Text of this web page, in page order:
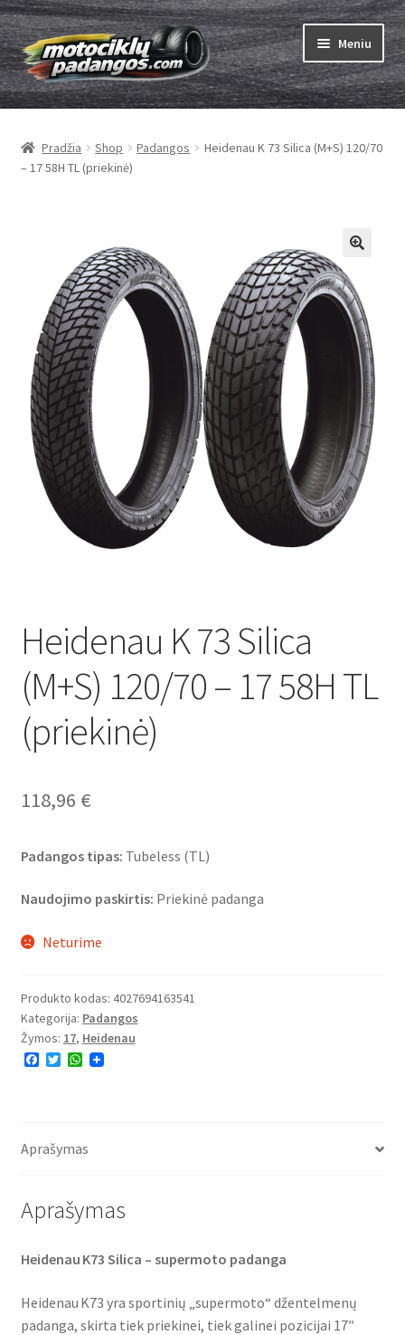
Pereiti
prie
meniu
Pereiti
prie
turinio
Meniu
Padangos
menu
Kameros
menu
Kaip užsisakyti
Testų
Brand
sub-
menu
Kontaktai
Pradžia Shop Padangos
Heidenau K 73 Silica (M+S) 120/70
– 17 58H TL (priekinė)
Heidenau K 73 Silica
(M+S) 120/70 – 17 58H TL
(priekinė)
118,96 €
Padangos tipas: Tubeless (TL)
Naudojimo paskirtis: Priekinė padanga
Neturime
Produkto kodas: 4027694163541
Kategorija: Padangos
Žymos: 17, Heidenau
F
o
T
r
W
p
Aprašymas
Aprašymas
Heidenau K73 Silica – supermoto padanga
Heidenau K73 yra sportinių „supermoto“ džentelmenų
padanga, skirta tiek priekinei, tiek galinei pozicijai 17″